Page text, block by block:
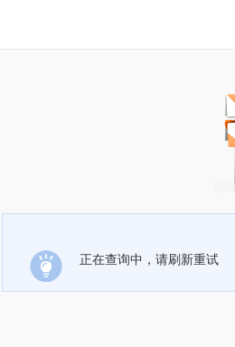
正在查询中，请刷新重试